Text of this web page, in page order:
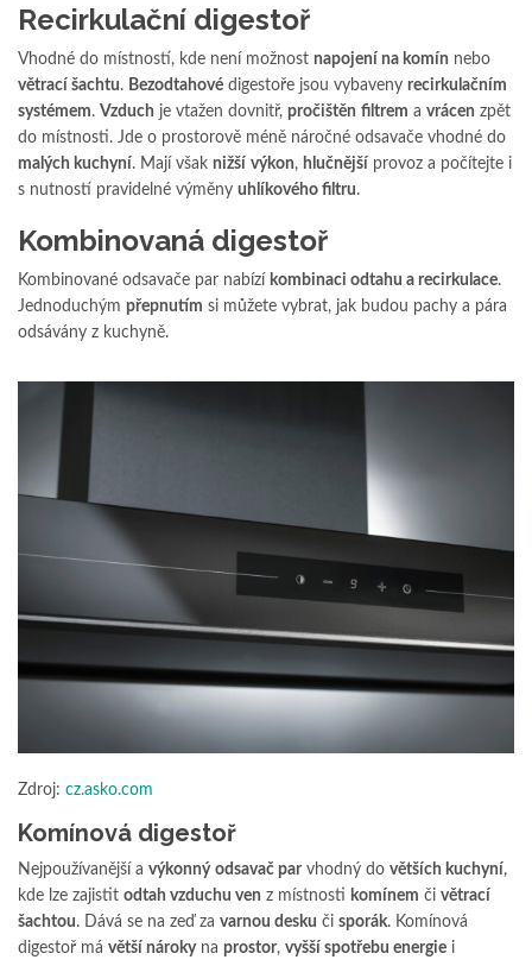
Recirkulační digestoř
Vhodné do místností, kde není možnost napojení na komín nebo
větrací šachtu. Bezodtahové digestoře jsou vybaveny recirkulačním
systémem. Vzduch je vtažen dovnitř, pročištěn filtrem a vrácen zpět
do místnosti. Jde o prostorově méně náročné odsavače vhodné do
malých kuchyní. Mají však nižší výkon, hlučnější provoz a počítejte i
s nutností pravidelné výměny uhlíkového filtru.
Kombinovaná digestoř
Kombinované odsavače par nabízí kombinaci odtahu a recirkulace.
Jednoduchým přepnutím si můžete vybrat, jak budou pachy a pára
odsávány z kuchyně.
Zdroj: cz.asko.com
Komínová digestoř
Nejpoužívanější a výkonný odsavač par vhodný do větších kuchyní,
kde lze zajistit odtah vzduchu ven z místnosti komínem či větrací
šachtou. Dává se na zeď za varnou desku či sporák. Komínová
digestoř má větší nárokyna prostor, vyšší spotřebu energie i